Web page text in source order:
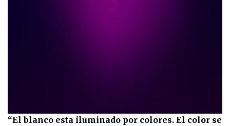
“El blanco esta iluminado por colores. El color se